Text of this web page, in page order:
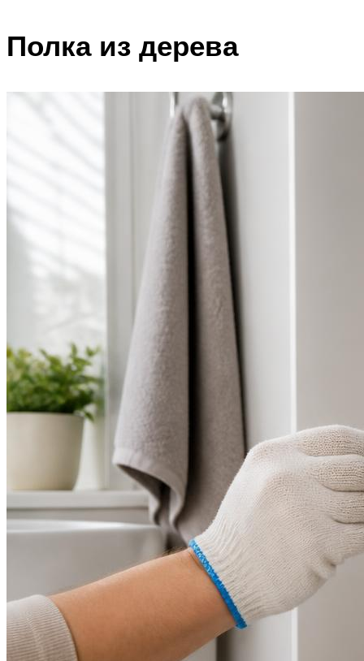
Полка из дерева